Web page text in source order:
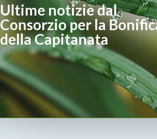
Ultime notizie dal
Consorzio per la
della Capitanata